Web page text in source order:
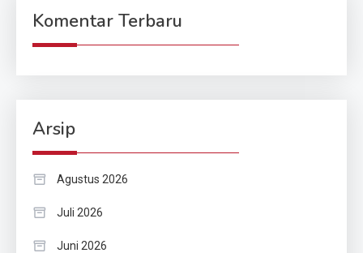
Komentar Terbaru
Arsip
Agustus 2026
Juli 2026
Juni 2026